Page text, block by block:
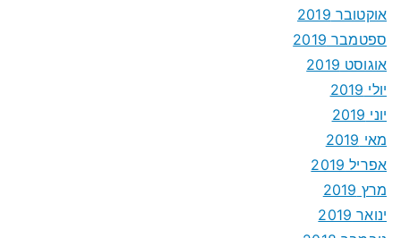
אוקטובר 2019
ספטמבר 2019
אוגוסט 2019
יולי 2019
יוני 2019
מאי 2019
אפריל 2019
מרץ 2019
ינואר 2019